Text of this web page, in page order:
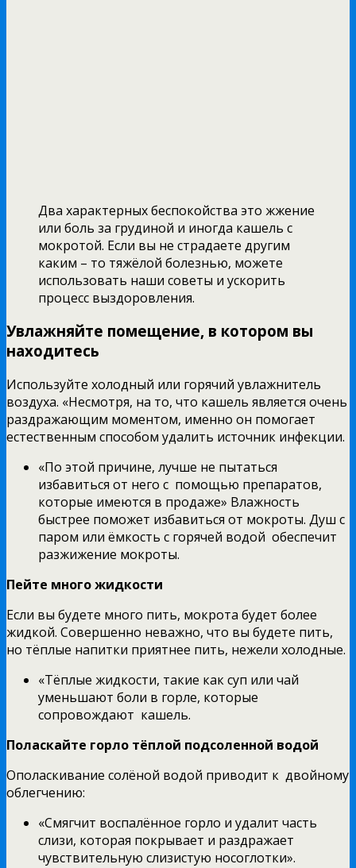
Два характерных беспокойства это жжение
или боль за грудиной и иногда кашель с
мокротой. Если вы не страдаете другим
каким – то тяжёлой болезнью, можете
использовать наши советы и ускорить
процесс выздоровления.
Увлажняйте помещение, в котором вы
находитесь
Используйте холодный или горячий увлажнитель
воздуха. «Несмотря, на то, что кашель является очень
раздражающим моментом, именно он помогает
естественным способом удалить источник инфекции.
«По этой причине, лучше не пытаться
избавиться от него с помощью препаратов,
которые имеются в продаже» Влажность
быстрее поможет избавиться от мокроты. Душ с
паром или ёмкость с горячей водой обеспечит
разжижение мокроты.
Пейте много жидкости
Если вы будете много пить, мокрота будет более
жидкой. Совершенно неважно, что вы будете пить,
но тёплые напитки приятнее пить, нежели холодные.
«Тёплые жидкости, такие как суп или чай
уменьшают боли в горле, которые
сопровождают кашель.
Поласкайте горло тёплой подсоленной водой
Ополаскивание солёной водой приводит к двойному
облегчению:
«Смягчит воспалённое горло и удалит часть
слизи, которая покрывает и раздражает
чувствительную слизистую носоглотки».